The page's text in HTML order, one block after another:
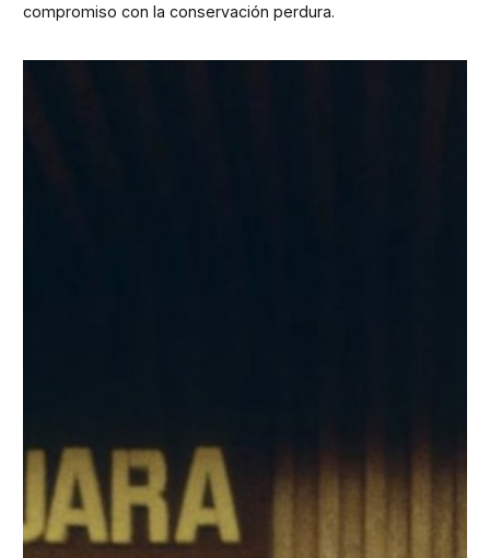
compromiso con la conservación perdura.